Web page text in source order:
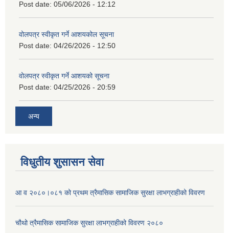
Post date: 05/06/2026 - 12:12
वोलपत्र स्वीकृत गर्ने आशयकोल सूचना
Post date: 04/26/2026 - 12:50
वोलपत्र स्वीकृत गर्ने आशयको सूचना
Post date: 04/25/2026 - 20:59
अन्य
विधुतीय शुसासन सेवा
आ व २०८०।०८१ को प्रथम त्रैमासिक सामाजिक सुरक्षा लाभग्राहीको विवरण
चौथो त्रैमासिक सामाजिक सुरक्षा लाभग्राहीको विवरण २०८०